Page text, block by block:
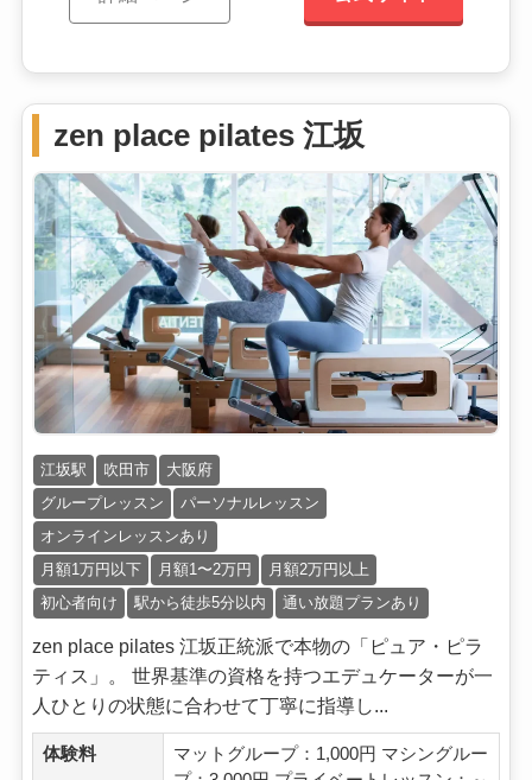
zen place pilates 江坂
江坂駅 吹田市
大阪府
グループレッスン
パーソナルレッスン
オンラインレッスンあり
月額1万円以下
月額1〜2万円
月額2万円以上
初心者向け
駅から徒歩5分以内 通い放題プランあり
zen place pilates 江坂正統派で本物の「ピュア・ピラ
ティス」。 世界基準の資格を持つエデュケーターが一
人ひとりの状態に合わせて丁寧に指導し...
体験料
マットグループ：1,000円 マシングルー